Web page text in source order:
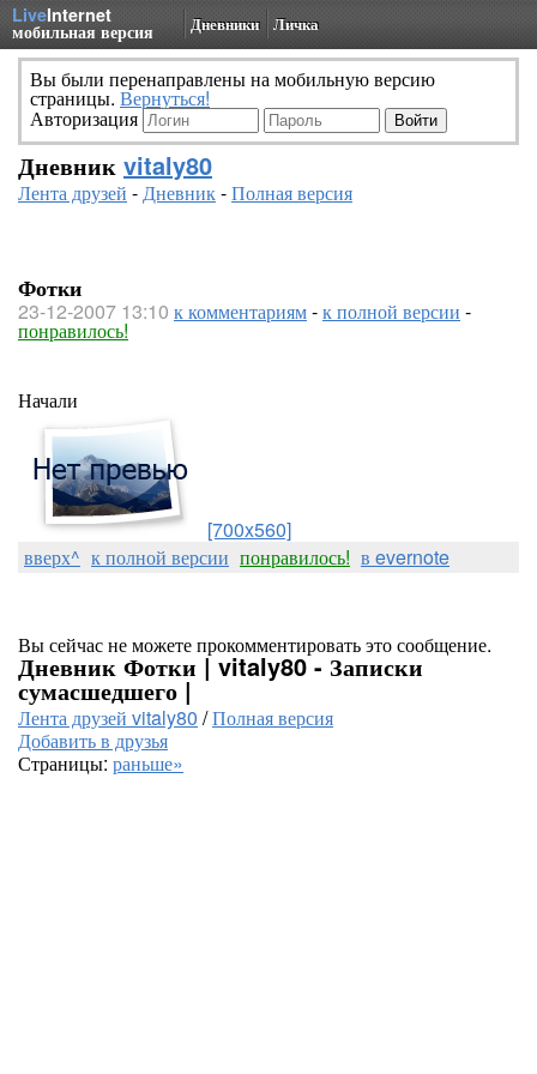
LiveInternet
мобильная версия Дневники Личка
Вы были перенаправлены на мобильную версию
страницы. Вернуться!
Авторизация
Дневник vitaly80
Лента друзей -Дневник-Полная версия
Фотки
23-12-2007 13:10 к комментариям-к полной версии -
понравилось!
Начали
[700x560]
вверх^ к полной версии понравилось! в evernote
Вы сейчас не можете прокомментировать это сообщение.
Дневник Фотки | vitaly80 - Записки
сумасшедшего |
Лента друзей vitaly80 /Полная версия
Добавить в друзья
Страницы: раньше»